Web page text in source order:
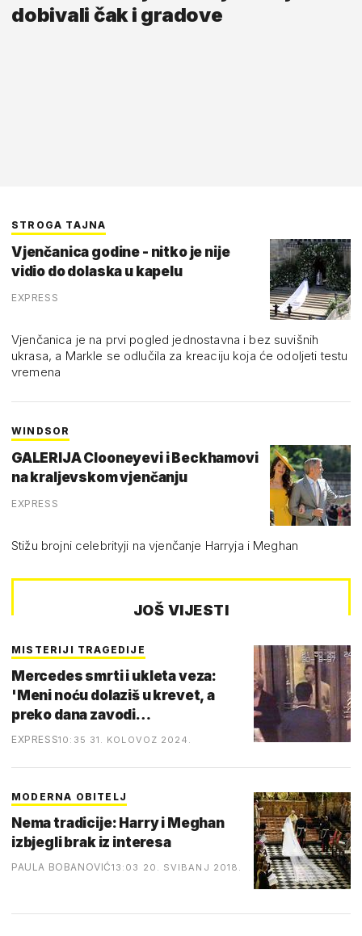
dobivali čak i gradove
STROGA TAJNA
Vjenčanica godine - nitko je nije
vidio do dolaska u kapelu
EXPRESS
Vjenčanica je na prvi pogled jednostavna i bez suvišnih
ukrasa, a Markle se odlučila za kreaciju koja će odoljeti testu
vremena
WINDSOR
GALERIJA Clooneyevi i Beckhamovi
na kraljevskom vjenčanju
EXPRESS
Stižu brojni celebrityji na vjenčanje Harryja i Meghan
JOŠ VIJESTI
MISTERIJI TRAGEDIJE
Mercedes smrti i ukleta veza:
'Meni noću dolaziš u krevet, a
preko dana zavodi…
EXPRESS10:35 31. KOLOVOZ 2024.
MODERNA OBITELJ
Nema tradicije: Harry i Meghan
izbjegli brak iz interesa
PAULA BOBANOVIĆ13:03 20. SVIBANJ 2018.